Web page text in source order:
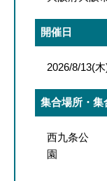
開催日
2026/8/13(木
集合場所・集
西九条公
（